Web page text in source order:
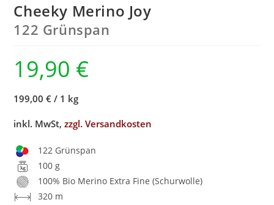
Cheeky Merino Joy
122 Grünspan
19,90 €
199,00 € / 1 kg
inkl. MwSt,zzgl. Versandkosten
122 Grünspan
100 g
100% Bio Merino Extra Fine (Schurwolle)
320 m